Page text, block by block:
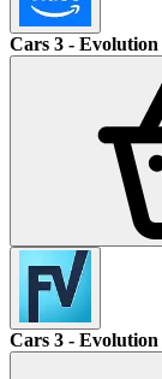
Cars 3 - Evolution
Cars 3 - Evolution